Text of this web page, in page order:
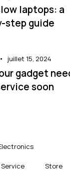
laptops: a
step guide
juillet 15, 2024
gadget
soon
Service Store